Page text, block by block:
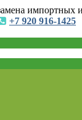
импортных
+7 920 916-1425